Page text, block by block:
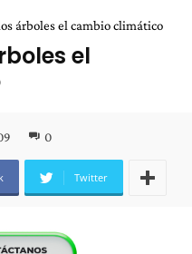
árboles el cambio climático
el
0
Twitter